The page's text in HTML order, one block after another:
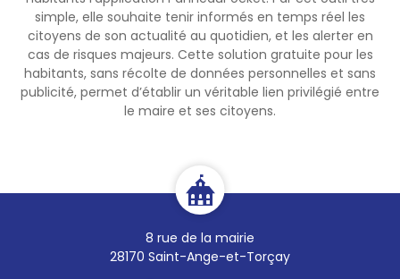
simple, elle souhaite tenir informés en temps réel les
citoyens de son actualité au quotidien, et les alerter en
cas de risques majeurs. Cette solution gratuite pour les
habitants, sans récolte de données personnelles et sans
publicité, permet d’établir un véritable lien privilégié entre
le maire et ses citoyens.
8 rue de la mairie
28170 Saint-Ange-et-Torçay